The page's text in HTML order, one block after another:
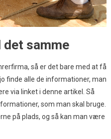
det samme
så er det bare med at få
finde alle de informationer, man
via linket i denne artikel. Så
som man skal bruge.
på plads, og så kan man være